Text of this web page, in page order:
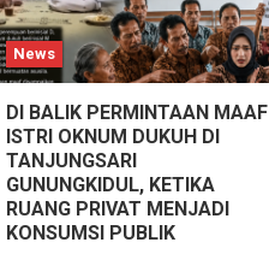
News
DI BALIK PERMINTAAN MAAF
ISTRI OKNUM DUKUH DI
TANJUNGSARI
GUNUNGKIDUL, KETIKA
RUANG PRIVAT MENJADI
KONSUMSI PUBLIK